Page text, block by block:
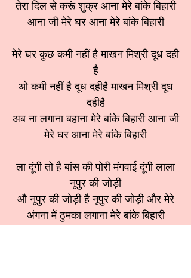
तेरा दिल से करूं शुक्र आना मेरे बांके बिहारी
आना जी मेरे घर आना मेरे बांके बिहारी
मेरे घर कुछ कमी नहीं है माखन मिश्री दूध दही
है
ओ कमी नहीं है दूध दहीहै माखन मिश्री दूध
दहीहै
अब ना लगाना बहाना मेरे बांके बिहारी आना जी
मेरे घर आना मेरे बांके बिहारी
ला दूंगी तो है बांस की पोरी मंगवाई दूंगी लाला
नूपुर की जोड़ी
औ नूपुर की जोड़ी है नूपुर की जोड़ी और मेरे
अंगना में ठुमका लगाना मेरे बांके बिहारी